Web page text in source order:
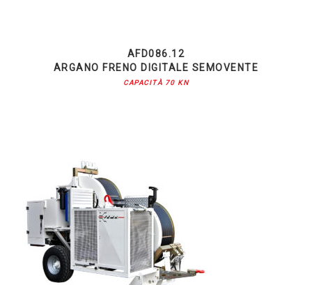
AFD086.12
ARGANO FRENO DIGITALE SEMOVENTE
CAPACITÀ 70 KN